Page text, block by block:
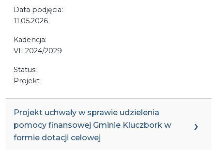
Data podjęcia:
11.05.2026
Kadencja:
VII 2024/2029
Status:
Projekt
Projekt uchwały w sprawie udzielenia
pomocy finansowej Gminie Kluczbork w
formie dotacji celowej